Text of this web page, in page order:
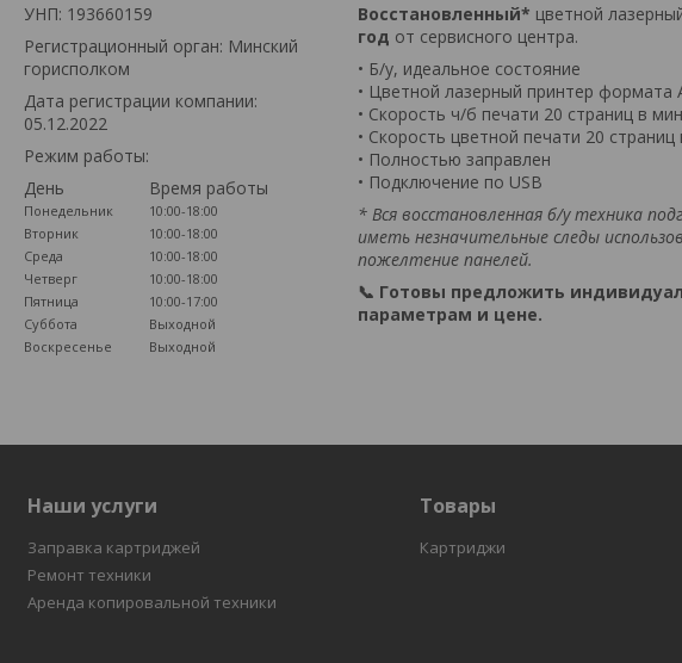
УНП: 193660159
Регистрационный орган: Минский
горисполком
Дата регистрации компании:
05.12.2022
Режим работы:
День
Время работы
Понедельник
10:00-18:00
Вторник
10:00-18:00
Среда
10:00-18:00
Четверг
10:00-18:00
Пятница
10:00-17:00
Суббота
Выходной
Воскресенье
Выходной
Восстановленный* цветной
год от сервисного центра.
• Б/у, идеальное состояние
• Цветной лазерный принтер формата
• Скорость ч/б печати 20 страниц в
• Скорость цветной печати 20 страниц
• Полностью заправлен
• Подключение по USB
* Вся восстановленная б/у техника
иметь незначительные следы
пожелтение панелей.
📞 Готовы предложить
параметрам и цене.
Наши услуги
Заправка картриджей
Ремонт техники
Аренда копировальной техники
Товары
Картриджи